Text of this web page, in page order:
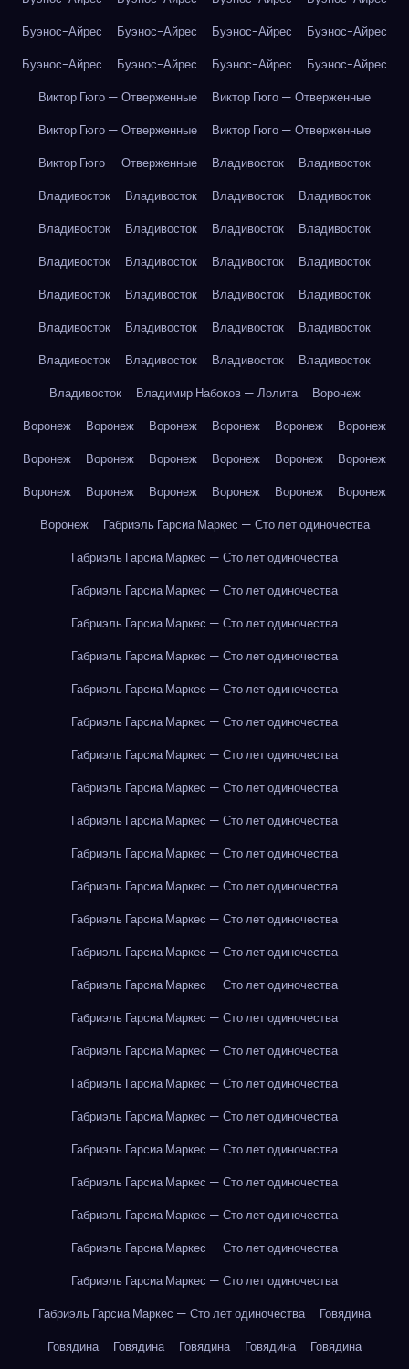
Буэнос-Айрес
Буэнос-Айрес Буэнос-Айрес
Буэнос-Айрес
Буэнос-Айрес
Буэнос-Айрес Буэнос-Айрес
Буэнос-Айрес
Виктор Гюго — Отверженные
Виктор Гюго — Отверженные
Виктор Гюго — Отверженные
Виктор Гюго — Отверженные
Виктор Гюго — Отверженные
Владивосток
Владивосток
Владивосток
Владивосток Владивосток
Владивосток
Владивосток
Владивосток Владивосток
Владивосток
Владивосток
Владивосток Владивосток
Владивосток
Владивосток
Владивосток Владивосток
Владивосток
Владивосток
Владивосток Владивосток
Владивосток
Владивосток
Владивосток Владивосток
Владивосток
Владивосток
Владимир Набоков — Лолита
Воронеж
Воронеж
Воронеж Воронеж Воронеж Воронеж
Воронеж
Воронеж
Воронеж Воронеж Воронеж Воронеж
Воронеж
Воронеж
Воронеж Воронеж Воронеж Воронеж
Воронеж
Воронеж
Габриэль Гарсиа Маркес — Сто лет одиночества
Габриэль Гарсиа Маркес — Сто лет одиночества
Габриэль Гарсиа Маркес — Сто лет одиночества
Габриэль Гарсиа Маркес — Сто лет одиночества
Габриэль Гарсиа Маркес — Сто лет одиночества
Габриэль Гарсиа Маркес — Сто лет одиночества
Габриэль Гарсиа Маркес — Сто лет одиночества
Габриэль Гарсиа Маркес — Сто лет одиночества
Габриэль Гарсиа Маркес — Сто лет одиночества
Габриэль Гарсиа Маркес — Сто лет одиночества
Габриэль Гарсиа Маркес — Сто лет одиночества
Габриэль Гарсиа Маркес — Сто лет одиночества
Габриэль Гарсиа Маркес — Сто лет одиночества
Габриэль Гарсиа Маркес — Сто лет одиночества
Габриэль Гарсиа Маркес — Сто лет одиночества
Габриэль Гарсиа Маркес — Сто лет одиночества
Габриэль Гарсиа Маркес — Сто лет одиночества
Габриэль Гарсиа Маркес — Сто лет одиночества
Габриэль Гарсиа Маркес — Сто лет одиночества
Габриэль Гарсиа Маркес — Сто лет одиночества
Габриэль Гарсиа Маркес — Сто лет одиночества
Габриэль Гарсиа Маркес — Сто лет одиночества
Габриэль Гарсиа Маркес — Сто лет одиночества
Габриэль Гарсиа Маркес — Сто лет одиночества
Габриэль Гарсиа Маркес — Сто лет одиночества
Говядина
Говядина
Говядина Говядина Говядина
Говядина